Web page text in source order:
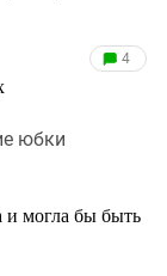
4
юбки
и могла бы быть